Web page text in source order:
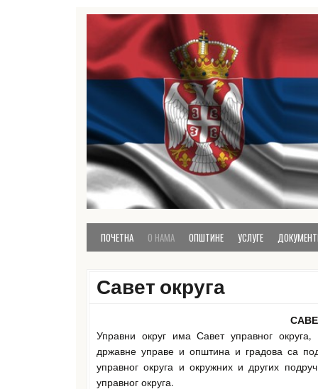
Расински округ
званична презентација Расинског управног
ПОЧЕТНА О НАМА ОПШТИНЕ УСЛУГЕ
Савет округа
Управни округ има Савет управног округа,
државне управе и општина и градова са
управног округа и окружних и других
управног округа.